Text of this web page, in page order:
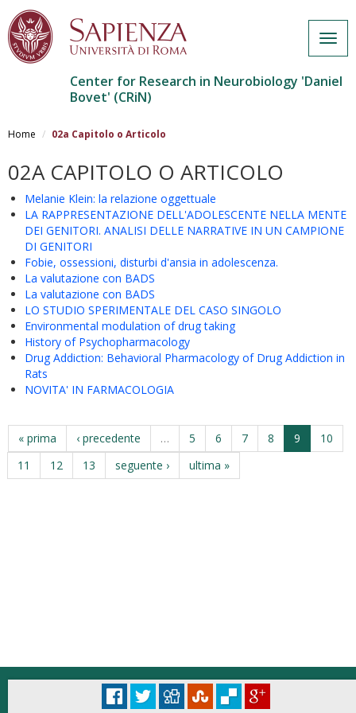
al
principale
Center for Research in Neurobiology 'Daniel
Bovet' (CRiN)
Home 02a Capitolo o Articolo
02A CAPITOLO O ARTICOLO
Melanie Klein: la relazione oggettuale
LA RAPPRESENTAZIONE DELL'ADOLESCENTE NELLA MENTE
DEI GENITORI. ANALISI DELLE NARRATIVE IN UN CAMPIONE
DI GENITORI
Fobie, ossessioni, disturbi d'ansia in adolescenza.
La valutazione con BADS
La valutazione con BADS
LO STUDIO SPERIMENTALE DEL CASO SINGOLO
Environmental modulation of drug taking
History of Psychopharmacology
Drug Addiction: Behavioral Pharmacology of Drug Addiction in
Rats
NOVITA' IN FARMACOLOGIA
« prima ‹ precedente … 5 6 7 8 9
10
11
12 13 seguente › ultima »
© Università degli Studi di Roma "La Sapienza" - Piazzale Aldo Moro 5, 00185 Roma